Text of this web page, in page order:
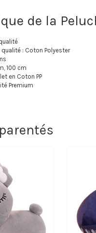
de la
: Coton Polyester
100 cm
en Coton PP
Premium